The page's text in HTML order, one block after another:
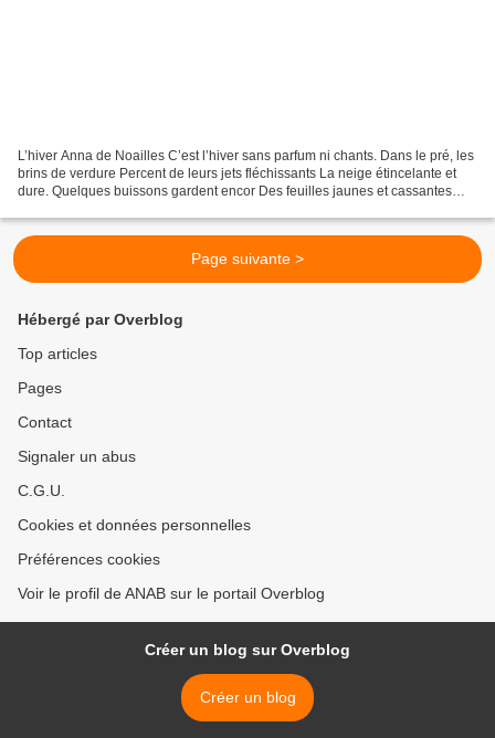
L’hiver Anna de Noailles C’est l’hiver sans parfum ni chants. Dans le pré, les
brins de verdure Percent de leurs jets fléchissants La neige étincelante et
dure. Quelques buissons gardent encor Des feuilles jaunes et cassantes
Page suivante >
Hébergé par Overblog
Top articles
Pages
Contact
Signaler un abus
C.G.U.
Cookies et données personnelles
Préférences cookies
Voir le profil de ANAB sur le portail Overblog
Créer un blog sur Overblog
Créer un blog